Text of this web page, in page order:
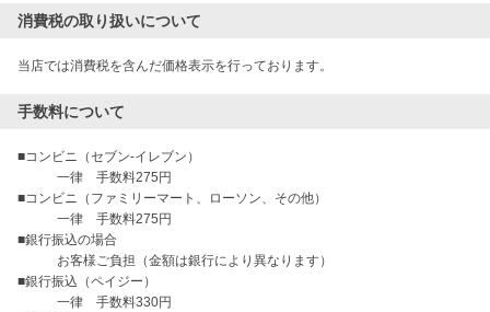
消費税の取り扱いについて
当店では消費税を含んだ価格表示を行っております。
手数料について
■コンビニ（セブン-イレブン）
一律　手数料275円
■コンビニ（ファミリーマート、ローソン、その他）
一律　手数料275円
■銀行振込の場合
お客様ご負担（金額は銀行により異なります）
■銀行振込（ペイジー）
一律　手数料330円